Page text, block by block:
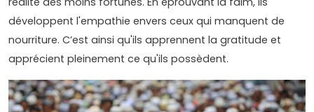
développent l'empathie envers ceux qui manquent de
nourriture. C’est ainsi qu'ils apprennent la gratitude et
apprécient pleinement ce qu'ils possèdent.